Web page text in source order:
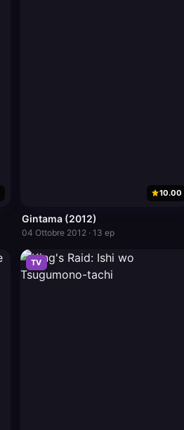
10.00
Gintama (2012)
04 Ottobre 2012 · 13 ep
TV